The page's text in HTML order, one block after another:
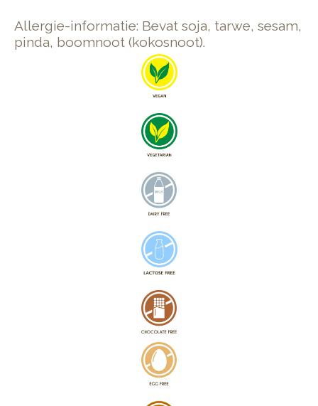
Allergie-informatie: Bevat soja, tarwe, sesam,
pinda, boomnoot (kokosnoot).